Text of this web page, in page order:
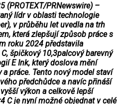
(PROTEXT/PRNewswire) –
lídr v oblasti technologie
v průběhu let uvedla na trh
která zlepšují způsob práce s
roku 2024 představila
špičkový 10,3palcový barevný
E Ink, který doslova mění
práce. Tento nový model staví
předchůdce a navíc přináší
výkon a celkově lepší
C je nyní možné objednat v celé